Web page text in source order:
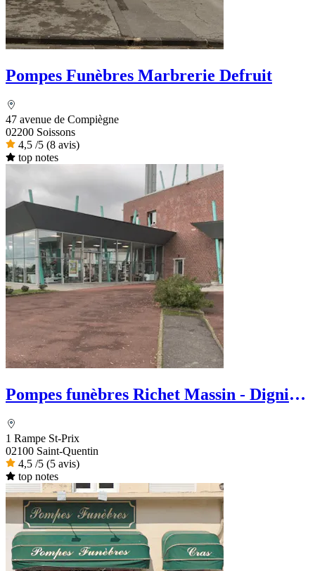
Pompes Funèbres Marbrerie Defruit
47 avenue de Compiègne
02200 Soissons
4,5 /5 (8 avis)
top notes
Pompes funèbres Richet Massin - Dignité
1 Rampe St-Prix
02100 Saint-Quentin
4,5 /5 (5 avis)
top notes